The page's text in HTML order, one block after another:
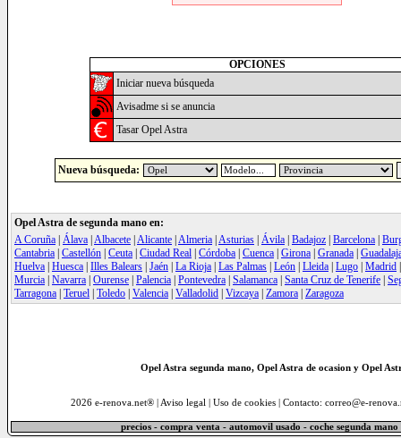
OPCIONES
Iniciar nueva búsqueda
Avisadme si se anuncia
Tasar Opel Astra
Nueva búsqueda:
Opel Astra de segunda mano en:
A Coruña Álava Albacete Alicante Almeria Asturias Ávila Badajoz Barcelona
Cantabria Castellón Ceuta Ciudad Real Córdoba Cuenca Girona Granada
Huelva Huesca Illes Balears Jaén La Rioja Las Palmas León Lleida Lugo Madrid
Murcia Navarra Ourense Palencia Pontevedra Salamanca Santa Cruz de Tenerife
Tarragona Teruel Toledo Valencia Valladolid Vizcaya Zamora Zaragoza
Opel Astra segunda mano, Opel Astra de ocasion y Opel
2026 e-renova.net® | Aviso legal Uso de cookies| Contacto: correo@e-
precios - compra venta - automovil usado - coche segunda mano